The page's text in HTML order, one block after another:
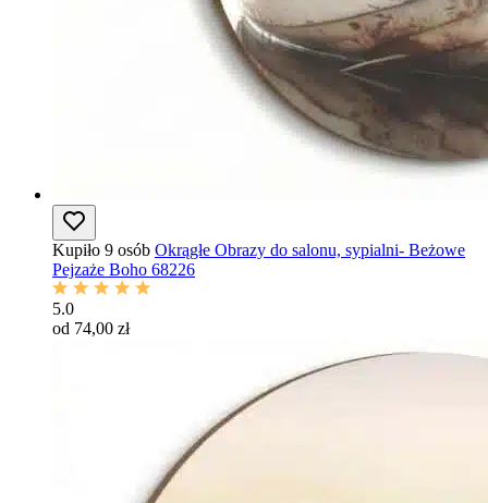
Kupiło 9 osób Okrągłe Obrazy do salonu, sypialni- Beżowe
Pejzaże Boho 68226
5.0
od 74,00 zł